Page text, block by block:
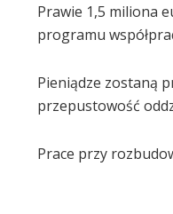
Prawie 1,5 miliona
programu
Pieniądze zostaną
przepustowość
Prace przy